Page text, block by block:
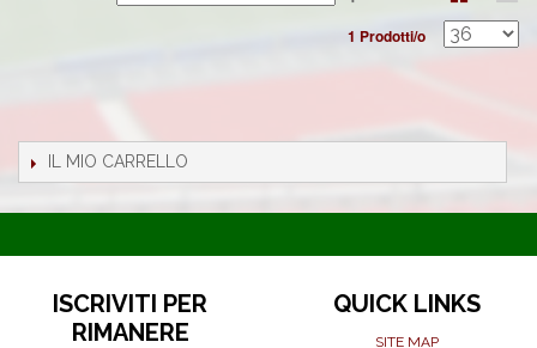
1 Prodotti/o
IL MIO CARRELLO
ISCRIVITI PER
RIMANERE
QUICK LINKS
SITE MAP